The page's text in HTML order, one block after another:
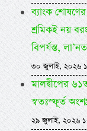
ব্যাংক
শ্রমিকই নয়
বিপর্যস্ত,
৩০ জুলাই, ২০২৬
মালদ্বীপের
স্বতঃস্ফূর্ত
২৯ জুলাই, ২০২৬